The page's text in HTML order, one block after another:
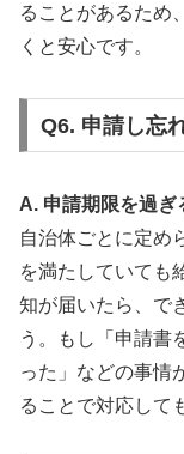
ることがあるため
くと安心です。
Q6. 申請し忘
A. 申請期限を過ぎ
自治体ごとに定め
を満たしていても
知が届いたら、で
う。もし「申請書
った」などの事情
ることで対応して